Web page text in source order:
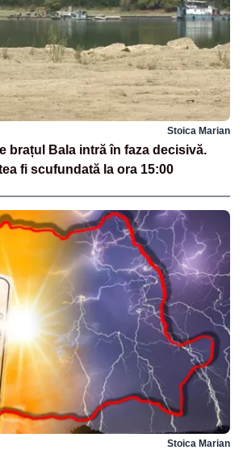
Stoica Marian
brațul Bala intră în faza decisivă.
fi scufundată la ora 15:00
Stoica Marian